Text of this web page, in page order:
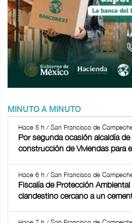
MINUTO A MINUTO
Hace 5 h / San Francisco de
Por segunda ocasión alcaldía
construcción de Viviendas para
Hace 6 h / San Francisco de
Fiscalía de Protección
clandestino cercano a un